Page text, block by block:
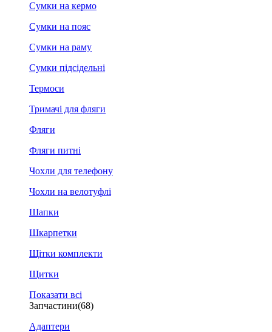
Сумки на кермо
Сумки на пояс
Сумки на раму
Сумки підсідельні
Термоси
Тримачі для фляги
Фляги
Фляги питні
Чохли для телефону
Чохли на велотуфлі
Шапки
Шкарпетки
Щітки комплекти
Щитки
Показати всі
Запчастини(68)
Адаптери